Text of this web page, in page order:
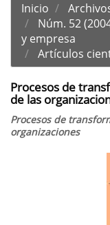
Inicio
Núm. 52
y empresa
Artículos
Procesos de
de las
Procesos de
organizaciones